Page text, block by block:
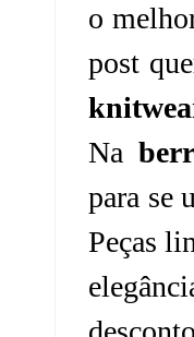
o
post
knitwea
Na
para se
Peças